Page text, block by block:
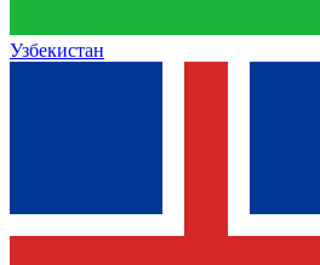
Узбекистан